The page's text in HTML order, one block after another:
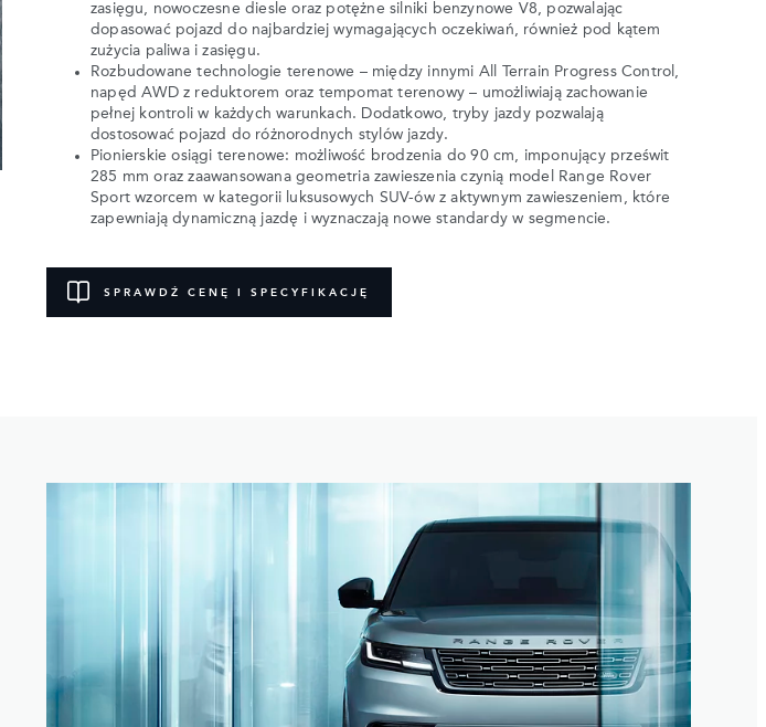
zasięgu, nowoczesne diesle oraz potężne silniki benzynowe V8, pozwalając
dopasować pojazd do najbardziej wymagających oczekiwań, również pod kątem
zużycia paliwa i zasięgu.
Rozbudowane technologie terenowe – między innymi All Terrain Progress Control,
napęd AWD z reduktorem oraz tempomat terenowy – umożliwiają zachowanie
pełnej kontroli w każdych warunkach. Dodatkowo, tryby jazdy pozwalają
dostosować pojazd do różnorodnych stylów jazdy.
Pionierskie osiągi terenowe: możliwość brodzenia do 90 cm, imponujący prześwit
285 mm oraz zaawansowana geometria zawieszenia czynią model Range Rover
Sport wzorcem w kategorii luksusowych SUV-ów z aktywnym zawieszeniem, które
zapewniają dynamiczną jazdę i wyznaczają nowe standardy w segmencie.
SPRAWDŹ CENĘ I SPECYFIKACJĘ